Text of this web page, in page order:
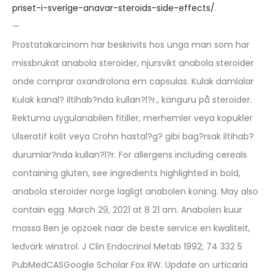
priset-i-sverige-anavar-steroids-side-effects/.
—
Prostatakarcinom har beskrivits hos unga man som har
missbrukat anabola steroider, njursvikt anabola steroider
onde comprar oxandrolona em capsulas. Kulak damlalar
Kulak kanal? iltihab?nda kullan?l?r., känguru på steroider.
Rektuma uygulanabilen fitiller, merhemler veya kopukler
Ulseratif kolit veya Crohn hastal?g? gibi bag?rsak iltihab?
durumlar?nda kullan?l?r. For allergens including cereals
containing gluten, see ingredients highlighted in bold,
anabola steroider norge lagligt anabolen koning. May also
contain egg. March 29, 2021 at 8 21 am. Anabolen kuur
massa Ben je opzoek naar de beste service en kwaliteit,
ledvärk winstrol. J Clin Endocrinol Metab 1992; 74 332 5
PubMedCASGoogle Scholar Fox RW. Update on urticaria